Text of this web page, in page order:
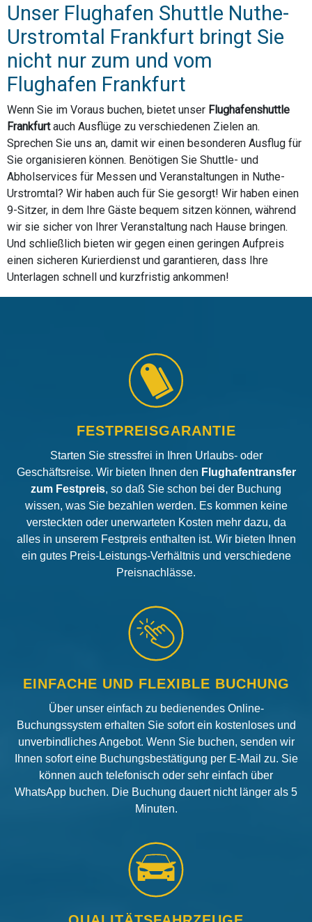
Unser Flughafen Shuttle Nuthe-
Urstromtal Frankfurt bringt Sie
nicht nur zum und vom
Flughafen Frankfurt
Wenn Sie im Voraus buchen, bietet unser Flughafenshuttle
Frankfurtauch Ausflüge zu verschiedenen Zielen an.
Sprechen Sie uns an, damit wir einen besonderen Ausflug für
Sie organisieren können. Benötigen Sie Shuttle- und
Abholservices für Messen und Veranstaltungen in Nuthe-
Urstromtal? Wir haben auch für Sie gesorgt! Wir haben einen
9-Sitzer, in dem Ihre Gäste bequem sitzen können, während
wir sie sicher von Ihrer Veranstaltung nach Hause bringen.
Und schließlich bieten wir gegen einen geringen Aufpreis
einen sicheren Kurierdienst und garantieren, dass Ihre
Unterlagen schnell und kurzfristig ankommen!
FESTPREISGARANTIE
Starten Sie stressfrei in Ihren Urlaubs- oder
Geschäftsreise. Wir bieten Ihnen den Flughafentransfer
zum Festpreis, so daß Sie schon bei der Buchung
wissen, was Sie bezahlen werden. Es kommen keine
versteckten oder unerwarteten Kosten mehr dazu, da
alles in unserem Festpreis enthalten ist. Wir bieten Ihnen
ein gutes Preis-Leistungs-Verhältnis und verschiedene
Preisnachlässe.
EINFACHE UND FLEXIBLE BUCHUNG
Über unser einfach zu bedienendes Online-
Buchungssystem erhalten Sie sofort ein kostenloses und
unverbindliches Angebot. Wenn Sie buchen, senden wir
Ihnen sofort eine Buchungsbestätigung per E-Mail zu. Sie
können auch telefonisch oder sehr einfach über
WhatsApp buchen. Die Buchung dauert nicht länger als 5
Minuten.